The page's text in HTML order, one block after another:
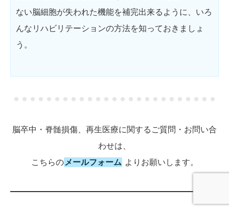
ない脳細胞が失われた機能を補完出来るように、いろ
んなリハビリテーションの方法を知っておきましょ
う。
脳卒中・脊髄損傷、再生医療に関するご質問・お問い合
わせは、
こちらの メールフォーム よりお願いします。